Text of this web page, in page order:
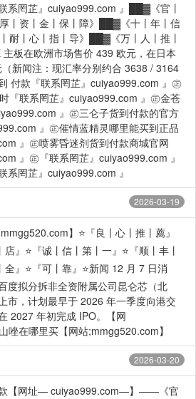
系罔芷』cuiyao999.com 』██▓《官丨
丨资丨金丨保丨障》██▓《十丨年丨信
耐丨心丨指丨导》██▓《万丨人丨推丨
板在欧洲市场售价 439 欧元，在日本
新闻注：现汇率分别约合 3638 / 3164
付款『联系罔芷』cuiyao999.com 』㊣
『联系罔芷』cuiyao999.com 』㊣金苍
』㊣三仑子货到付款的官方
』㊣催情蓝精灵哪里能买到正品
』㊣喷雾昏迷剂货到付款商城官网
』㊣『联系罔芷』cuiyao999.com 』
系罔芷』cuiyao999.com 』
2026-03-19
】⭐『良丨心丨推丨薦』
』⭐『诚丨信丨第丨一』⭐『顺丨丰丨
』⭐『可丨靠』⭐新闻 12 月 7 日消
度拟分拆非全资附属公司昆仑芯（北
市，计划最早于 2026 年一季度向港交
2027 年初完成 IPO。【网
唑在哪里买【网站;mmgg520.com】
2026-03-20
款【网址— cuiyao999.com—】——《官